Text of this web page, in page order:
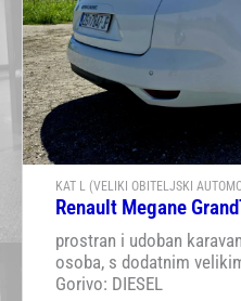
KAT L (VELIKI OBITELJSKI
Renault Megane
prostran i udoban
osoba, s dodatnim
Gorivo: DIESEL